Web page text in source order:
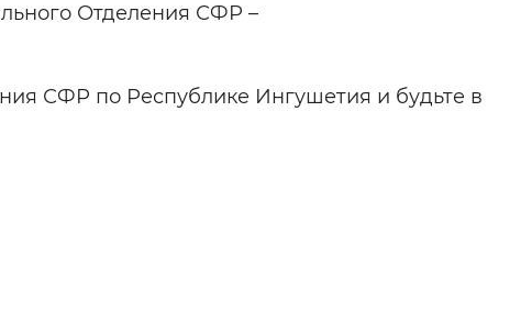
Отделения СФР –
СФР по Республике Ингушетия и будьте в